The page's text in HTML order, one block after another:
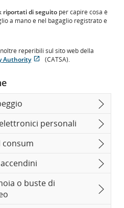
riportati di seguito per capire cosa è
a mano e nel bagaglio registrato e
reperibili sul sito web della
Authority
unapotrebbe
linee
lingistiche.
(CATSA).
personali
o buste di